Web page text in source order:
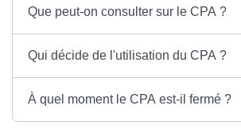
Que peut-on consulter sur le CPA ?
Qui décide de l'utilisation du CPA ?
À quel moment le CPA est-il fermé ?